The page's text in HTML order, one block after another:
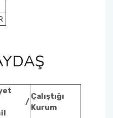
/
Çalıştığı
Kurum